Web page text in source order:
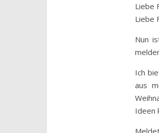
Liebe
Liebe
Nun
Ich
aus
Ideen